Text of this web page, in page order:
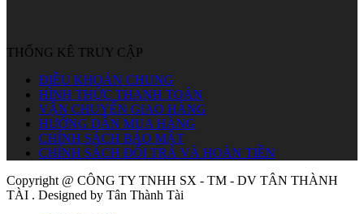
THỐNG KÊ TRUY CẬP
ĐIỀU KHOẢN CHUNG
HÌNH THỨC THANH TOÁN
VẬN CHUYỂN GIAO HÀNG
HƯỚNG DẪN MUA HÀNG
CHÍNH SÁCH BẢO MẬT
CHÍNH SÁCH ĐỔI TRẢ VÀ HOÀN TIỀN
Copyright @ CÔNG TY TNHH SX - TM - DV TÂN THÀNH
TÀI . Designed by Tân Thành Tài